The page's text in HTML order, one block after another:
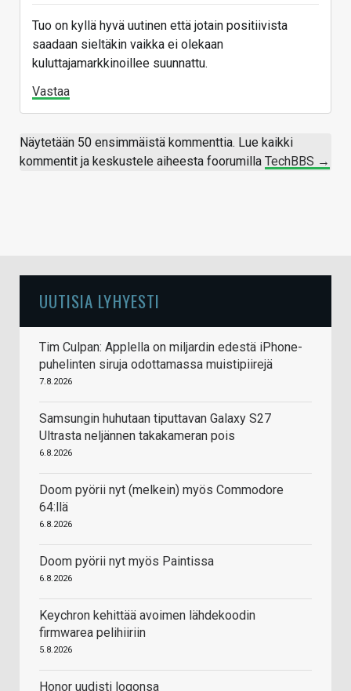
Tuo on kyllä hyvä uutinen että jotain positiivista
saadaan sieltäkin vaikka ei olekaan
kuluttajamarkkinoillee suunnattu.
Vastaa
Näytetään 50 ensimmäistä kommenttia. Lue kaikki
kommentit ja keskustele aiheesta foorumilla TechBBS →
UUTISIA LYHYESTI
Tim Culpan: Applella on miljardin edestä iPhone-
puhelinten siruja odottamassa muistipiirejä
7.8.2026
Samsungin huhutaan tiputtavan Galaxy S27
Ultrasta neljännen takakameran pois
6.8.2026
Doom pyörii nyt (melkein) myös Commodore
64:llä
6.8.2026
Doom pyörii nyt myös Paintissa
6.8.2026
Keychron kehittää avoimen lähdekoodin
firmwarea pelihiiriin
5.8.2026
Honor uudisti logonsa